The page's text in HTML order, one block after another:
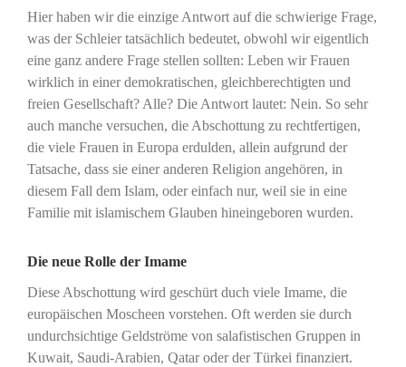
Hier haben wir die einzige Antwort auf die schwierige Frage,
was der Schleier tatsächlich bedeutet, obwohl wir eigentlich
eine ganz andere Frage stellen sollten: Leben wir Frauen
wirklich in einer demokratischen, gleichberechtigten und
freien Gesellschaft? Alle? Die Antwort lautet: Nein. So sehr
auch manche versuchen, die Abschottung zu rechtfertigen,
die viele Frauen in Europa erdulden, allein aufgrund der
Tatsache, dass sie einer anderen Religion angehören, in
diesem Fall dem Islam, oder einfach nur, weil sie in eine
Familie mit islamischem Glauben hineingeboren wurden.
Die neue Rolle der Imame
Diese Abschottung wird geschürt duch viele Imame, die
europäischen Moscheen vorstehen. Oft werden sie durch
undurchsichtige Geldströme von salafistischen Gruppen in
Kuwait, Saudi-Arabien, Qatar oder der Türkei finanziert.